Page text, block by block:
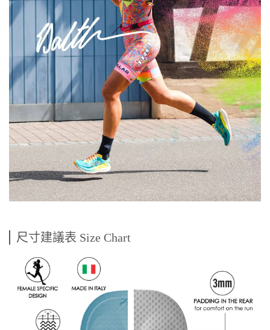
尺寸建議表 Size Chart